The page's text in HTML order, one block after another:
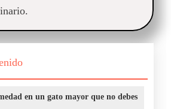
en un gato mayor que no debes